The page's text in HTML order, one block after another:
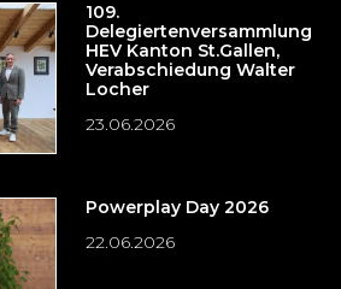
109.
Delegiertenversammlung
HEV Kanton St.Gallen,
Verabschiedung Walter
Locher
23.06.2026
Powerplay Day 2026
22.06.2026